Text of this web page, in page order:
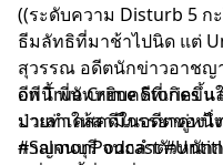
((ระดับความ Disturb 5 ก
ธีมลัทธิที่มาช้าไปนิด แต่
สุวรรณ อดีตนักข่าวอาชญ
on True Crime Stories แ
มาเล่าเคสคดีในอดีตของไ
อีพีนี้ พี่นัทหยิบคดีที่เกิดขึ้นใ
ป่วยทำให้สามีภรรยาคู่หนึ่
กาญจนบุรี จนถลำตัวหนัก
#SalmonPodcast